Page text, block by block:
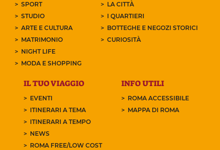
SPORT
STUDIO
ARTE E CULTURA
MATRIMONIO
NIGHT LIFE
MODA E SHOPPING
LA CITTÀ
I QUARTIERI
BOTTEGHE E NEGOZI STORICI
CURIOSITÀ
IL TUO VIAGGIO
EVENTI
ITINERARI A TEMA
ITINERARI A TEMPO
NEWS
ROMA FREE/LOW COST
INFO UTILI
ROMA ACCESSIBILE
MAPPA DI ROMA